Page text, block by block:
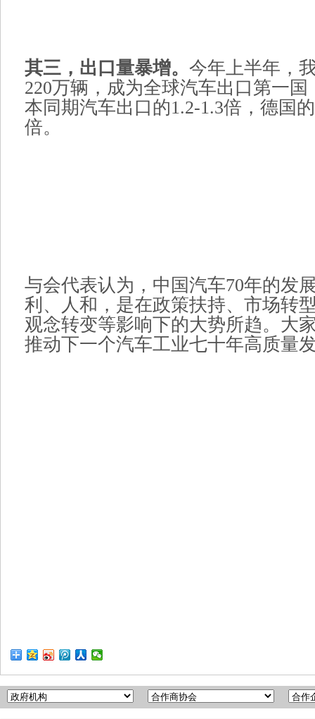
其三，出口量暴增。 今年上半年，
220万辆，成为全球汽车出口第一
本同期汽车出口的1.2-1.3倍，德国
倍。
与会代表认为，中国汽车70年的发
利、人和，是在政策扶持、市场转
观念转变等影响下的大势所趋。大
推动下一个汽车工业七十年高质量